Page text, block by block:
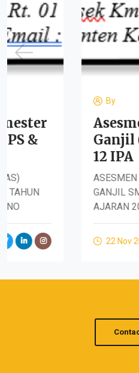
Asesmen
Ganjil
ASESMEN
GANJIL SMAN 30
AJARAN 2024/2025
22 Nov 2024